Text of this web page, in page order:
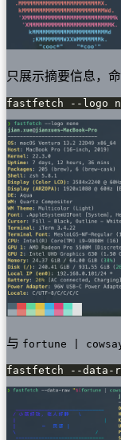
只展示摘要信息，命
fastfetch --logo
与 fortune |
fastfetch --data-